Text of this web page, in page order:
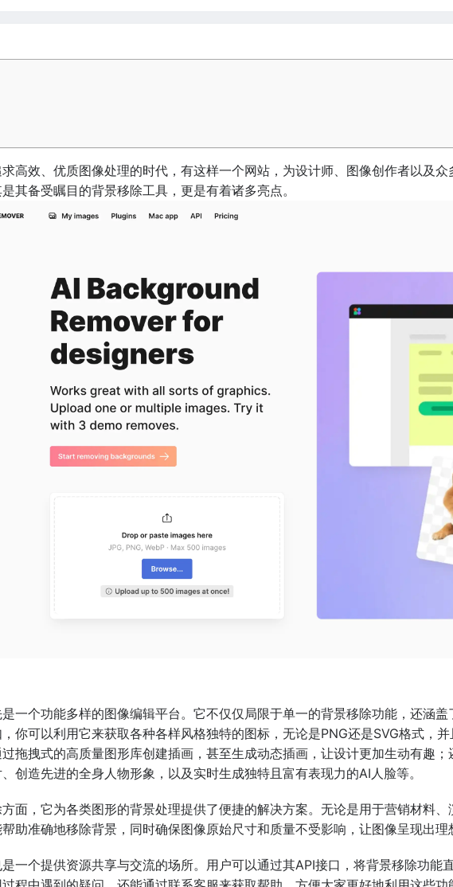
高效、优质图像处理的时代，有这样一个网站，为设计师、图像创作者以及
其备受瞩目的背景移除工具，更是有着诸多亮点。
一个功能多样的图像编辑平台。它不仅仅局限于单一的背景移除功能，还涵
你可以利用它来获取各种各样风格独特的图标，无论是PNG还是SVG格式，
拖拽式的高质量图形库创建插画，甚至生成动态插画，让设计更加生动有趣
创造先进的全身人物形象，以及实时生成独特且富有表现力的AI人脸等。
面，它为各类图形的背景处理提供了便捷的解决方案。无论是用于营销材料
助准确地移除背景，同时确保图像原始尺寸和质量不受影响，让图像呈现出理
一个提供资源共享与交流的场所。用户可以通过其API接口，将背景移除功能